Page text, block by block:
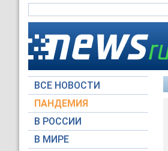
ВСЕ НОВОСТИ
ПАНДЕМИЯ
В РОССИИ
В МИРЕ